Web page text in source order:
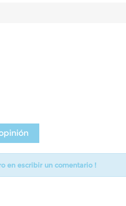
en escribir un comentario !